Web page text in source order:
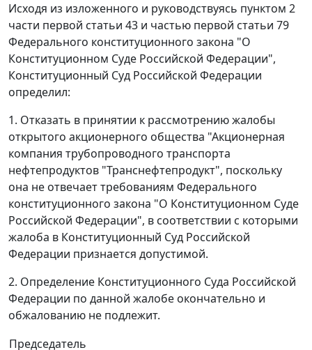
Исходя из изложенного и руководствуясь пунктом 2
части первой статьи 43 и частью первой статьи 79
Федерального конституционного закона "О
Конституционном Суде Российской Федерации",
Конституционный Суд Российской Федерации
определил:
1. Отказать в принятии к рассмотрению жалобы
открытого акционерного общества "Акционерная
компания трубопроводного транспорта
нефтепродуктов "Транснефтепродукт", поскольку
она не отвечает требованиям Федерального
конституционного закона "О Конституционном Суде
Российской Федерации", в соответствии с которыми
жалоба в Конституционный Суд Российской
Федерации признается допустимой.
2. Определение Конституционного Суда Российской
Федерации по данной жалобе окончательно и
обжалованию не подлежит.
Председатель